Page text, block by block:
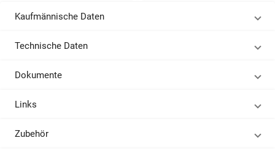
Kaufmännische Daten
Technische Daten
Dokumente
Links
Zubehör